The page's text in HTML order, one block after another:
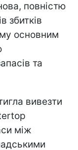
повністю
збитків
основним
та
вивезти
між